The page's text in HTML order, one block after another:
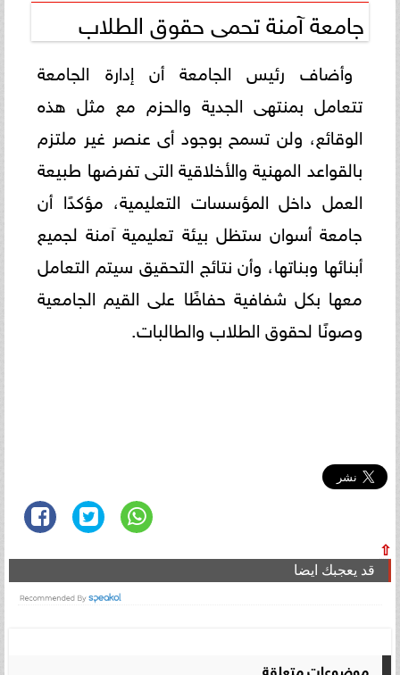
جامعة آمنة تحمى حقوق الطلاب
وأضاف رئيس الجامعة أن إدارة الجامعة
تتعامل بمنتهى الجدية والحزم مع مثل هذه
الوقائع، ولن تسمح بوجود أى عنصر غير ملتزم
بالقواعد المهنية والأخلاقية التى تفرضها طبيعة
العمل داخل المؤسسات التعليمية، مؤكدًا أن
جامعة أسوان ستظل بيئة تعليمية آمنة لجميع
أبنائها وبناتها، وأن نتائج التحقيق سيتم التعامل
معها بكل شفافية حفاظًا على القيم الجامعية
وصونًا لحقوق الطلاب والطالبات.
⇧
قد يعجبك ايضا
موضوعات متعلقة